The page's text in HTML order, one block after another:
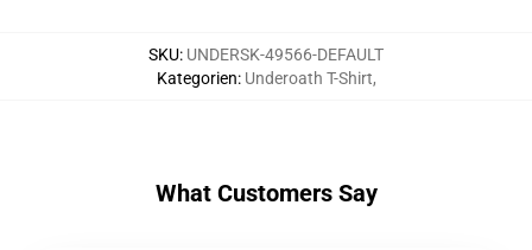
SKU: UNDERSK-49566-DEFAULT
Kategorien: Underoath T-Shirt,
What Customers Say